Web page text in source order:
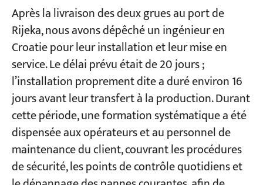
Après la livraison des deux grues au port de
Rijeka, nous avons dépêché un ingénieur en
Croatie pour leur installation et leur mise en
service. Le délai prévu était de 20 jours ;
l’installation proprement dite a duré environ 16
jours avant leur transfert à la production. Durant
cette période, une formation systématique a été
dispensée aux opérateurs et au personnel de
maintenance du client, couvrant les procédures
de sécurité, les points de contrôle quotidiens et